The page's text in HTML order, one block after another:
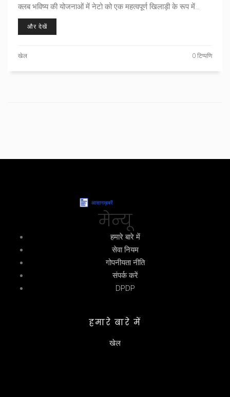
क्लब भविष्य की योजनाओं में नेटो को एक महत्वपूर्ण खिलाड़ी के रूप में
देखता है।
और देखें
खेल 0 टिप्पणि
मेन्यू
हमारे बारे में
सेवा नियम
गोपनीयता नीति
संपर्क करें
DPDP
हमारे बारे में
खेल